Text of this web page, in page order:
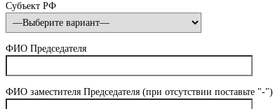
Субъект РФ
ФИО Председателя
ФИО заместителя Председателя (при отсутствии поставьте "-")